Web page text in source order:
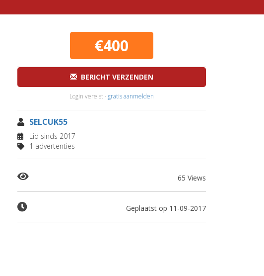
€400
BERICHT VERZENDEN
Login vereist · gratis aanmelden
SELCUK55
Lid sinds 2017
1 advertenties
65 Views
Geplaatst op 11-09-2017